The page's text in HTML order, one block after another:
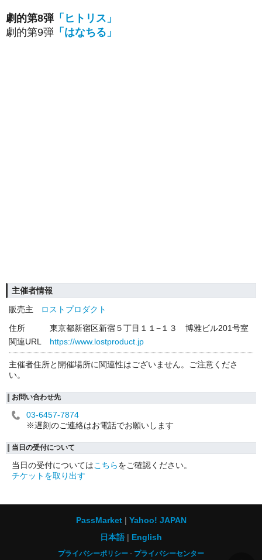
劇的第8弾「ヒトリス」
劇的第9弾 「はなちる」
主催者情報
販売主
ロストプロダクト
住所
東京都新宿区新宿５丁目１１−１３ 博雅ビル201号室
関連URL
https://www.lostproduct.jp
主催者住所と開催場所に関連性はございません。ご注意くださ
い。
お問い合わせ先
03-6457-7874
※遅刻のご連絡はお電話でお願いします
当日の受付について
当日の受付についてはこちらをご確認ください。
チケットを取り出す
PassMarket
Yahoo! JAPAN
日本語
English
プライバシーポリシー
プライバシーセンター